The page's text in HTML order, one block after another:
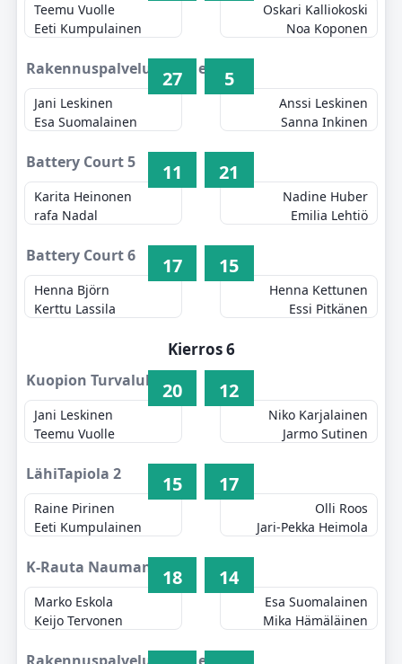
Teemu Vuolle
Eeti Kumpulainen
Oskari Kalliokoski
Noa Koponen
Rakennuspalvelu Keränen 4
Jani Leskinen
Esa Suomalainen
27 5
Anssi Leskinen
Sanna Inkinen
Battery Court 5
Karita Heinonen
rafa Nadal
11 21
Nadine Huber
Emilia Lehtiö
Battery Court 6
Henna Björn
Kerttu Lassila
17 15
Henna Kettunen
Essi Pitkänen
Kierros 6
Kuopion Turvalukko 1
Jani Leskinen
Teemu Vuolle
20 12
Niko Karjalainen
Jarmo Sutinen
LähiTapiola 2
Raine Pirinen
Eeti Kumpulainen
15 17
Olli Roos
Jari-Pekka Heimola
K-Rauta Naumanen 3
Marko Eskola
Keijo Tervonen
18 14
Esa Suomalainen
Mika Hämäläinen